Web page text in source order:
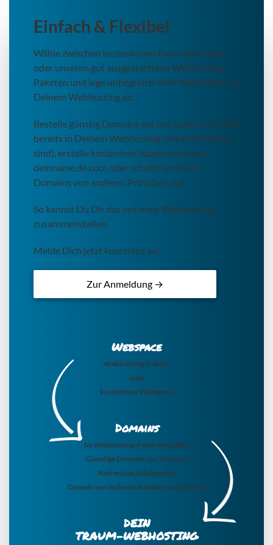
Einfach & Flexibel
Wähle zwischen kostenlosem Basis-Webspace
oder unseren gut ausgestatteten Webhosting-
Paketen und lege unbegrenzt viele Webseiten auf
Deinem Webhosting ab.
Bestelle günstig Domains bei uns (sofern sie nicht
bereits in Deinem Webhosting-Paket enthalten
sind), erstelle kostenlose Subdomains wie
deinname.de.cool oder schalte kostenlos
Domains von anderen Providern auf.
So kannst Du Dir das optimale Webhosting
zusammenstellen.
Melde Dich jetzt kostenlos an!
Zur Anmeldung →
Webspace
Webhosting-Pakete
oder
kostenloser Webspace
Domains
Im Webhosting-Paket enthalten
Günstige Domains von lima-city
Kostenlose Subdomains
Domain von anderem Anbieter aufschalten
DEIN
TRAUM-WEBHOSTING